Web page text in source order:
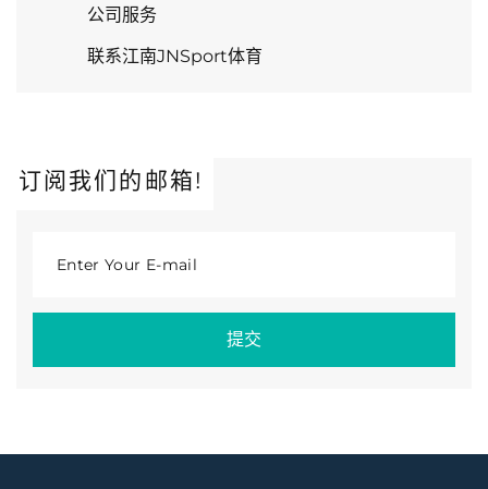
公司服务
联系江南JNSport体育
订阅我们的邮箱!
Enter Your E-mail
提交